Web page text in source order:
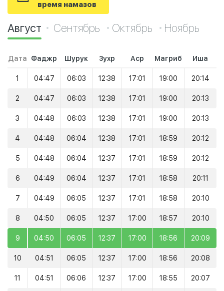
время намазов
Август Сентябрь Октябрь Ноябрь
Дата Фаджр Шурук Зухр Аср Магриб Иша
1 04:47 06:03 12:38 17:01 19:00 20:14
2 04:47 06:03 12:38 17:01 19:00 20:13
3 04:48 06:03 12:38 17:01 19:00 20:13
4 04:48 06:04 12:38 17:01 18:59 20:12
5 04:48 06:04 12:37 17:01 18:59 20:12
6 04:49 06:04 12:37 17:01 18:58 20:11
7 04:49 06:05 12:37 17:01 18:58 20:10
8 04:50 06:05 12:37 17:00 18:57 20:10
9 04:50 06:05 12:37 17:00 18:56 20:09
10 04:51 06:05 12:37 17:00 18:56 20:08
11 04:51 06:06 12:37 17:00 18:55 20:07